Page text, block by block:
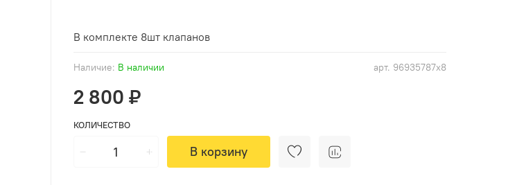
арт. 96935787x8
Наличие: В наличии
2 800 ₽
КОЛИЧЕСТВО
В корзину
В комплекте 8шт клапанов